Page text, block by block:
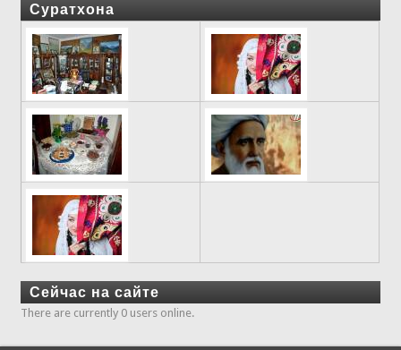
Суратхона
Сейчас на сайте
There are currently 0 users online.